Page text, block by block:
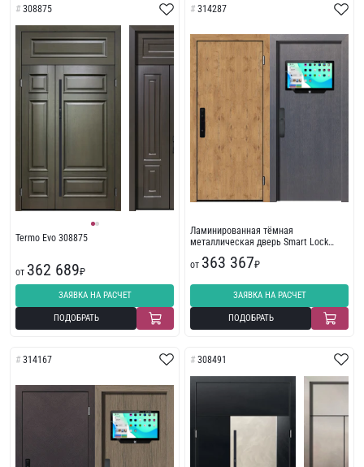
308875
Termo Evo 308875
от 362 689₽
ЗАЯВКА НА РАСЧЕТ
ПОДОБРАТЬ
314287
Ламинированная тёмная
металлическая дверь Smart Lock
от 363 367₽
ЗАЯВКА НА РАСЧЕТ
ПОДОБРАТЬ
314167 308491